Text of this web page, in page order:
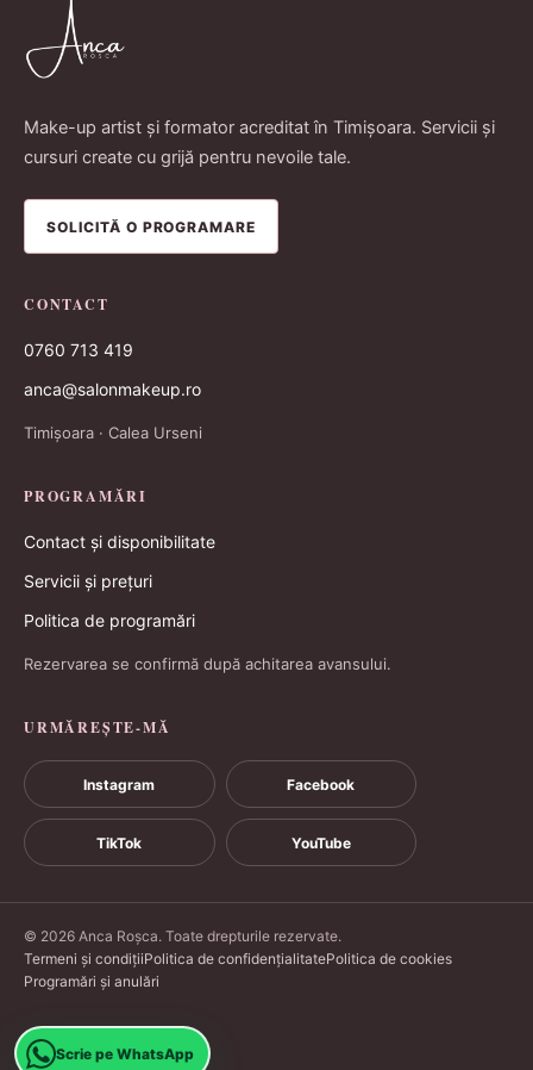
Make-up artist și formator acreditat în Timișoara. Servicii și
cursuri create cu grijă pentru nevoile tale.
SOLICITĂ O PROGRAMARE
CONTACT
0760 713 419
anca@salonmakeup.ro
Timișoara · Calea Urseni
PROGRAMĂRI
Contact și disponibilitate
Servicii și prețuri
Politica de programări
Rezervarea se confirmă după achitarea avansului.
URMĂREȘTE-MĂ
Instagram Facebook
TikTok YouTube
© 2026 Anca Roșca. Toate drepturile rezervate.
Termeni și condițiiPolitica de confidențialitatePolitica de cookies
Programări și anulări
Scrie pe WhatsApp